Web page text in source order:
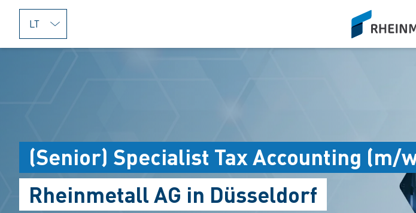
jumpToMain
siteLogo
(Senior) Specialist Tax Accounting (m/
Rheinmetall AG in Düsseldorf